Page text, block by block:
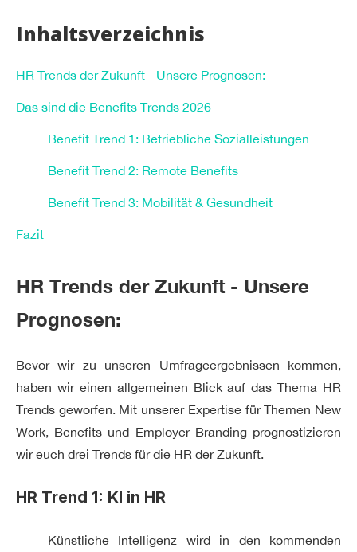
Inhaltsverzeichnis
HR Trends der Zukunft - Unsere Prognosen:
Das sind die Benefits Trends 2026
Benefit Trend 1: Betriebliche Sozialleistungen
Benefit Trend 2: Remote Benefits
Benefit Trend 3: Mobilität & Gesundheit
Fazit
HR Trends der Zukunft - Unsere
Prognosen:
Bevor wir zu unseren Umfrageergebnissen kommen,
haben wir einen allgemeinen Blick auf das Thema HR
Trends geworfen. Mit unserer Expertise für Themen New
Work, Benefits und Employer Branding prognostizieren
wir euch drei Trends für die HR der Zukunft.
HR Trend 1: KI in HR
Künstliche Intelligenz wird in den kommenden